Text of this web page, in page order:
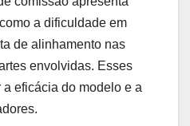
Com base nos dados
para alinhar as
de negócios e as
equipe e tendências do